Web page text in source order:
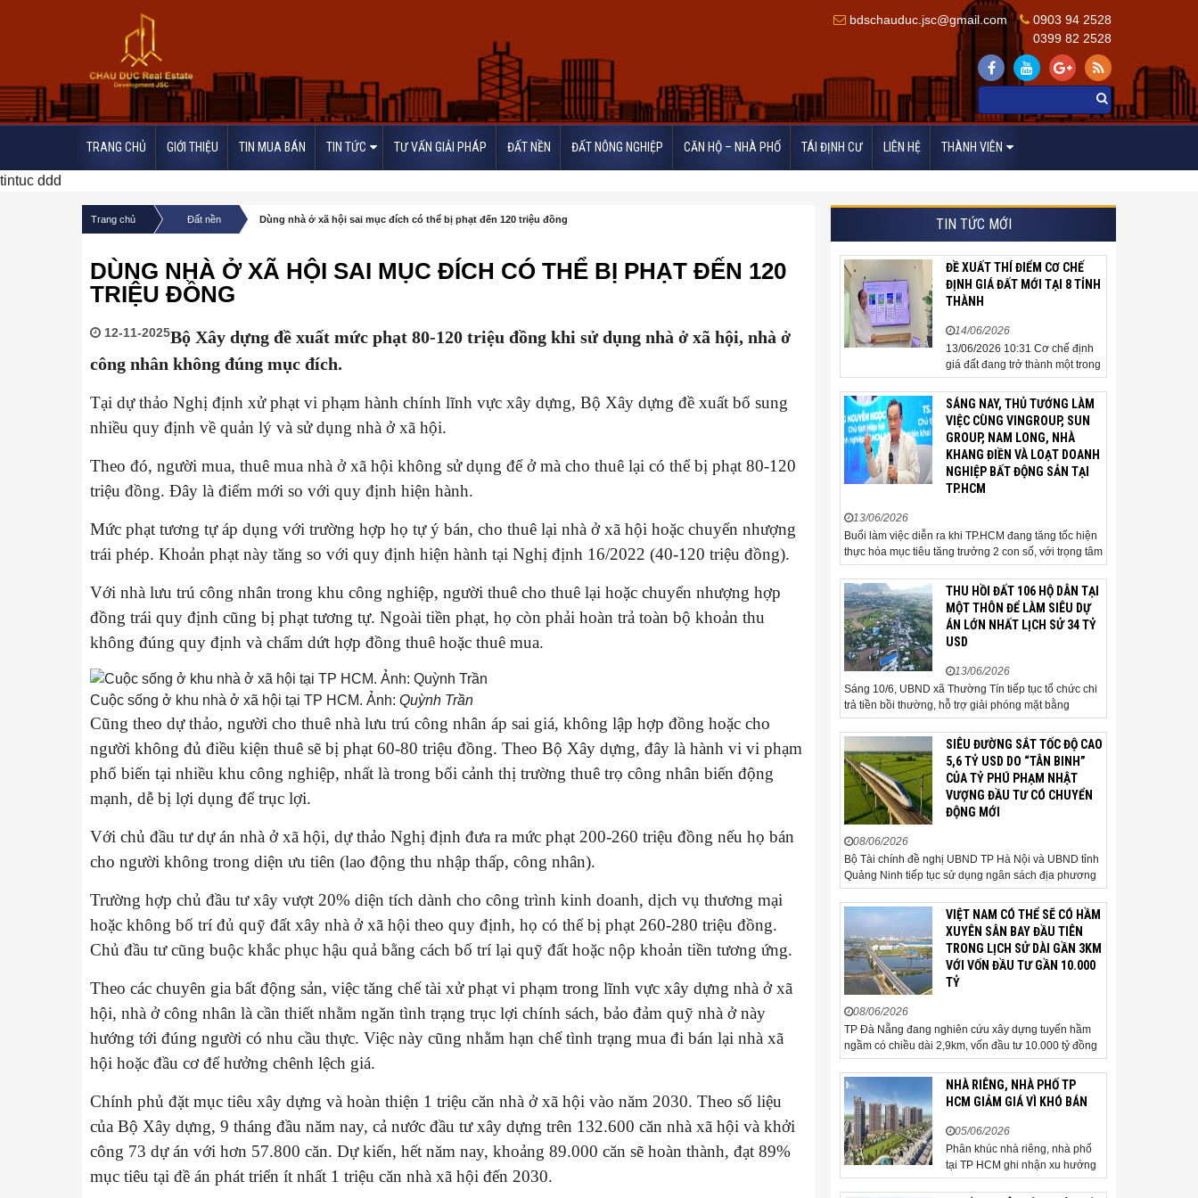
bdschauduc.jsc@gmail.com
0903 94 2528
0399 82 2528
TRANG CHỦ GIỚI THIỆU TIN MUA BÁN TIN TỨC TƯ VẤN GIẢI PHÁP ĐẤT NỀN ĐẤT NÔNG NGHIỆP CĂN HỘ – NHÀ PHỐ TÁI ĐỊNH CƯ LIÊN HỆ THÀNH VIÊN
tintuc ddd
Trang chủ
Đất nền
Dùng nhà ở xã hội sai mục đích có thể bị phạt đến 120 triệu đồng
DÙNG NHÀ Ở XÃ HỘI SAI MỤC ĐÍCH CÓ THỂ BỊ PHẠT ĐẾN 120
TRIỆU ĐỒNG
12-11-2025Bộ Xây dựng đề xuất mức phạt 80-120 triệu đồng khi sử dụng nhà ở xã hội, nhà ở
công nhân không đúng mục đích.
Tại dự thảo Nghị định xử phạt vi phạm hành chính lĩnh vực xây dựng, Bộ Xây dựng đề xuất bổ sung
nhiều quy định về quản lý và sử dụng nhà ở xã hội.
Theo đó, người mua, thuê mua nhà ở xã hội không sử dụng để ở mà cho thuê lại có thể bị phạt 80-120
triệu đồng. Đây là điểm mới so với quy định hiện hành.
Mức phạt tương tự áp dụng với trường hợp họ tự ý bán, cho thuê lại nhà ở xã hội hoặc chuyển nhượng
trái phép. Khoản phạt này tăng so với quy định hiện hành tại Nghị định 16/2022 (40-120 triệu đồng).
Với nhà lưu trú công nhân trong khu công nghiệp, người thuê cho thuê lại hoặc chuyển nhượng hợp
đồng trái quy định cũng bị phạt tương tự. Ngoài tiền phạt, họ còn phải hoàn trả toàn bộ khoản thu
không đúng quy định và chấm dứt hợp đồng thuê hoặc thuê mua.
Cuộc sống ở khu nhà ở xã hội tại TP HCM. Ảnh: Quỳnh Trần
Cũng theo dự thảo, người cho thuê nhà lưu trú công nhân áp sai giá, không lập hợp đồng hoặc cho
người không đủ điều kiện thuê sẽ bị phạt 60-80 triệu đồng. Theo Bộ Xây dựng, đây là hành vi vi phạm
phổ biến tại nhiều khu công nghiệp, nhất là trong bối cảnh thị trường thuê trọ công nhân biến động
mạnh, dễ bị lợi dụng để trục lợi.
Với chủ đầu tư dự án nhà ở xã hội, dự thảo Nghị định đưa ra mức phạt 200-260 triệu đồng nếu họ bán
cho người không trong diện ưu tiên (lao động thu nhập thấp, công nhân).
Trường hợp chủ đầu tư xây vượt 20% diện tích dành cho công trình kinh doanh, dịch vụ thương mại
hoặc không bố trí đủ quỹ đất xây nhà ở xã hội theo quy định, họ có thể bị phạt 260-280 triệu đồng.
Chủ đầu tư cũng buộc khắc phục hậu quả bằng cách bố trí lại quỹ đất hoặc nộp khoản tiền tương ứng.
Theo các chuyên gia bất động sản, việc tăng chế tài xử phạt vi phạm trong lĩnh vực xây dựng nhà ở xã
hội, nhà ở công nhân là cần thiết nhằm ngăn tình trạng trục lợi chính sách, bảo đảm quỹ nhà ở này
hướng tới đúng người có nhu cầu thực. Việc này cũng nhằm hạn chế tình trạng mua đi bán lại nhà xã
hội hoặc đầu cơ để hưởng chênh lệch giá.
Chính phủ đặt mục tiêu xây dựng và hoàn thiện 1 triệu căn nhà ở xã hội vào năm 2030. Theo số liệu
của Bộ Xây dựng, 9 tháng đầu năm nay, cả nước đầu tư xây dựng trên 132.600 căn nhà xã hội và khởi
công 73 dự án với hơn 57.800 căn. Dự kiến, hết năm nay, khoảng 89.000 căn sẽ hoàn thành, đạt 89%
mục tiêu tại đề án phát triển ít nhất 1 triệu căn nhà xã hội đến 2030.
TIN TỨC MỚI
ĐỀ XUẤT THÍ ĐIỂM CƠ CHẾ
ĐỊNH GIÁ ĐẤT MỚI TẠI 8 TỈNH
THÀNH
14/06/2026
13/06/2026 10:31 Cơ chế định
giá đất đang trở thành một trong
những nội dung được cộng
đồng doanh nghiệp, các chuyên
gia và cơ quan quản lý đặc biệt
quan tâm khi tác động trực tiếp
đến quá trình triển khai dự án,
thu hút đầu tư và sự phát triển
ổn định của...
SÁNG NAY, THỦ TƯỚNG LÀM
VIỆC CÙNG VINGROUP, SUN
GROUP, NAM LONG, NHÀ
KHANG ĐIỀN VÀ LOẠT DOANH
NGHIỆP BẤT ĐỘNG SẢN TẠI
TP.HCM
13/06/2026
Buổi làm việc diễn ra khi TP.HCM đang tăng tốc hiện
thực hóa mục tiêu tăng trưởng 2 con số, với trọng tâm
là giải ngân đầu tư công, hoàn thiện mô hình chính
quyền địa phương 2 cấp, phát triển nhà ở xã hội và
xử lý các vướng mắc về cơ chế, chính...
THU HỒI ĐẤT 106 HỘ DÂN TẠI
MỘT THÔN ĐỂ LÀM SIÊU DỰ
ÁN LỚN NHẤT LỊCH SỬ 34 TỶ
USD
13/06/2026
Sáng 10/6, UBND xã Thường Tín tiếp tục tổ chức chi
trả tiền bồi thường, hỗ trợ giải phóng mặt bằng
(GPMB) cho 106 hộ gia đình, cá nhân thuộc diện thu
hồi đất để thực hiện dự án Khu đô thị thể thao Quốc
tế Hà Nội trên địa bàn thôn Nhuệ Giang. Trong...
SIÊU ĐƯỜNG SẮT TỐC ĐỘ CAO
5,6 TỶ USD DO “TÂN BINH”
CỦA TỶ PHÚ PHẠM NHẬT
VƯỢNG ĐẦU TƯ CÓ CHUYỂN
ĐỘNG MỚI
08/06/2026
Bộ Tài chính đề nghị UBND TP Hà Nội và UBND tỉnh
Quảng Ninh tiếp tục sử dụng ngân sách địa phương
để thực hiện công tác giải phóng mặt bằng đối với
phần tuyến đi qua địa bàn hai địa phương, bảo đảm
tiến độ triển khai. Bộ Tài chính vừa có công văn...
VIỆT NAM CÓ THỂ SẼ CÓ HẦM
XUYÊN SÂN BAY ĐẦU TIÊN
TRONG LỊCH SỬ DÀI GẦN 3KM
VỚI VỐN ĐẦU TƯ GẦN 10.000
TỶ
08/06/2026
TP Đà Nẵng đang nghiên cứu xây dựng tuyến hầm
ngầm có chiều dài 2,9km, vốn đầu tư 10.000 tỷ đồng
đi qua sân bay quốc tế. TP Đà Nẵng đang nghiên
cứu một phương án hạ tầng mang tính đột phá khi đề
xuất xây dựng tuyến hầm ngầm xuyên qua khu vực
sân...
NHÀ RIÊNG, NHÀ PHỐ TP
HCM GIẢM GIÁ VÌ KHÓ BÁN
05/06/2026
Phân khúc nhà riêng, nhà phố
tại TP HCM ghi nhận xu hướng
giảm giá bán trong bối cảnh